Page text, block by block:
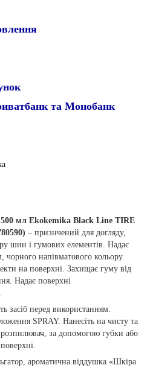
та Монобанк
мл Ekokemika Black Line TIRE
– признчений для догляду,
шин і гумових елементів. Надає
напівматового кольору.
на поверхні. Захищає гуму від
Надає поверхні
засіб перед використанням.
SPRAY. Нанесіть на чисту та
за допомогою губки або
ароматична віддушка «Шкіра